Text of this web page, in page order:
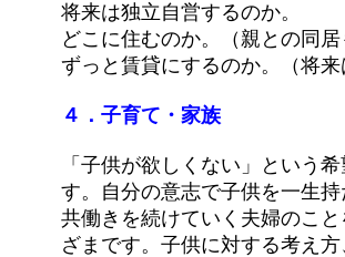
将来は独立自営するのか。
どこに住むのか。（親との同
ずっと賃貸にするのか。（将
４．子育て・家族
「子供が欲しくない」という
す。自分の意志で子供を一生持
共働きを続けていく夫婦のこ
ざまです。子供に対する考え方